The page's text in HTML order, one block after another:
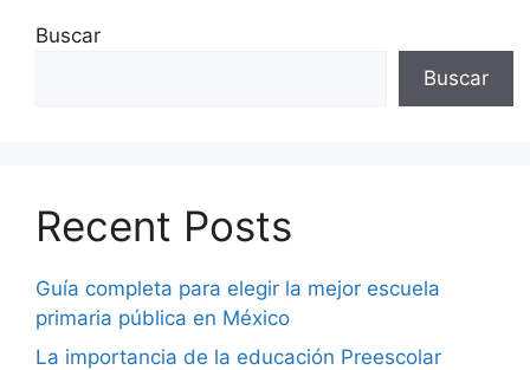
Buscar
Buscar
Recent Posts
Guía completa para elegir la mejor escuela
primaria pública en México
La importancia de la educación Preescolar